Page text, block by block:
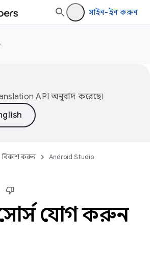
সাইন-ইন করুন
API অনুবাদ করেছে।
বিকাশ করুন
Android Studio
যোগ করুন